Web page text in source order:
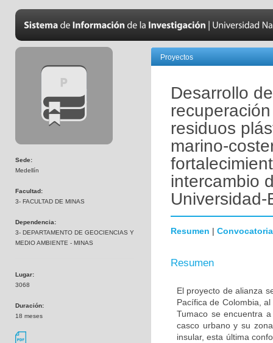
Sede:
Medellín
Facultad:
3- FACULTAD DE MINAS
Dependencia:
3- DEPARTAMENTO DE GEOCIENCIAS Y
MEDIO AMBIENTE - MINAS
Lugar:
3068
Duración:
18 meses
Proyectos
Desarrollo
residuos
marino-
intercambio
Resumen | Convocatoria
Resumen
El proyecto de alianza
Pacífica de Colombia,
Tumaco se encuentra
casco urbano y su
insular, esta última